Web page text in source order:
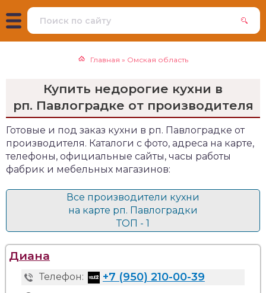
Главная » Омская область
Купить недорогие кухни в
рп. Павлоградке от производителя
Готовые и под заказ кухни в рп. Павлоградке от
производителя. Каталоги с фото, адреса на карте,
телефоны, официальные сайты, часы работы
фабрик и мебельных магазинов:
Все производители кухни
на карте рп. Павлоградки
ТОП - 1
Диана
Телефон: +7 (950) 210-00-39